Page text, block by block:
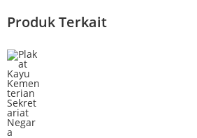
Produk Terkait